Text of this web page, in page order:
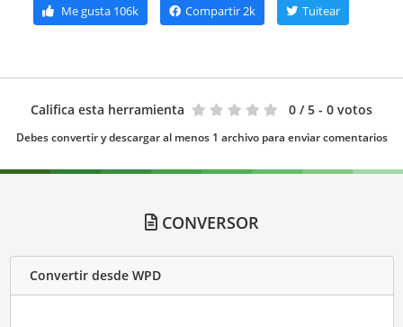
Me gusta106k Compartir2k Tuitear
Califica esta herramienta 0 / 5 - 0 votos
Debes convertir y descargar al menos 1 archivo para enviar comentarios
CONVERSOR
Convertir desde WPD